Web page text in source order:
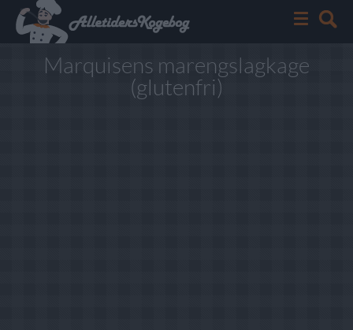
Marquisens marengslagkage
(glutenfri)